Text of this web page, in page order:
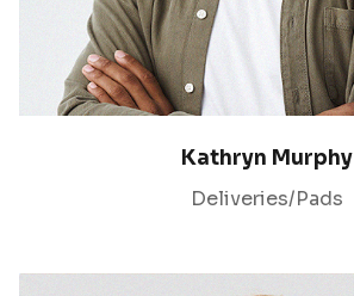
Kathryn Murphy
Deliveries/Pads